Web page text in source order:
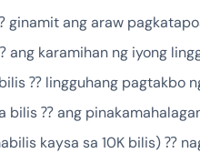
ang araw
karamihan ng iyong
⁇ lingguhang pagtakbo
bilis ⁇ ang
kaysa sa 10K bilis) ⁇